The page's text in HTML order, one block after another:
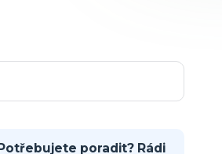
poradit? Rádi